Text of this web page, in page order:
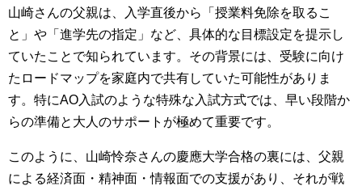
山崎さんの父親は、入学直後から「授業料免除を取るこ
と」や「進学先の指定」など、具体的な目標設定を提示し
ていたことで知られています。その背景には、受験に向け
たロードマップを家庭内で共有していた可能性がありま
す。特にAO入試のような特殊な入試方式では、早い段階か
らの準備と大人のサポートが極めて重要です。
このように、山崎怜奈さんの慶應大学合格の裏には、父親
による経済面・精神面・情報面での支援があり、それが戦